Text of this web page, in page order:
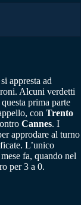
appresta ad
Alcuni verdetti
prima parte
con Trento
Cannes. I
approdare al turno
L’unico
fa, quando nel
per 3 a 0.